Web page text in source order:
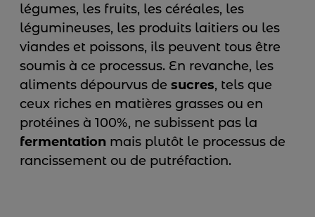
légumes, les fruits, les céréales, les
légumineuses, les produits laitiers ou les
viandes et poissons, ils peuvent tous être
soumis à ce processus. En revanche, les
aliments dépourvus de sucres, tels que
ceux riches en matières grasses ou en
protéines à 100%, ne subissent pas la
fermentation mais plutôt le processus de
rancissement ou de putréfaction.